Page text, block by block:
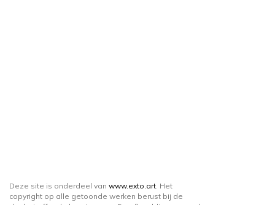
Deze site is onderdeel van www.exto.art. Het
copyright op alle getoonde werken berust bij de